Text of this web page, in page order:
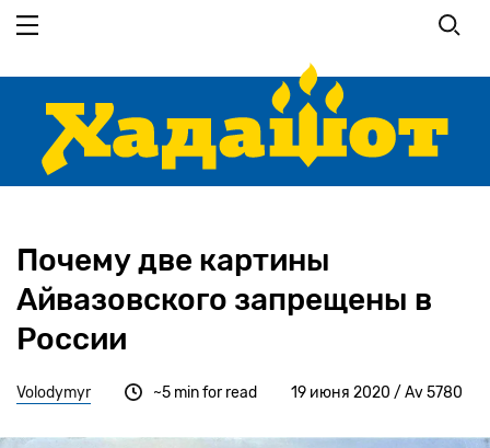
основному
Почему две картины
Айвазовского запрещены в
России
Volodymyr 19 июня 2020 / Av 5780
~5 min for read